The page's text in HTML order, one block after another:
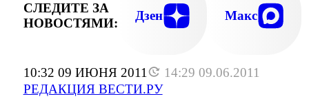
10:32 09 ИЮНЯ 2011
14:29 09.06.2011
РЕДАКЦИЯ ВЕСТИ.РУ
СЛЕДИТЕ ЗА
НОВОСТЯМИ:
Дзен Макс